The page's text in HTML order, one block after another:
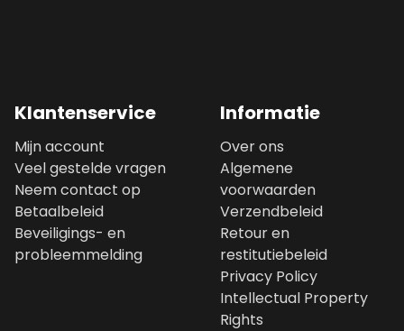
Klantenservice
Mijn account
Veel gestelde vragen
Neem contact op
Betaalbeleid
Beveiligings- en
probleemmelding
Informatie
Over ons
Algemene
voorwaarden
Verzendbeleid
Retour en
restitutiebeleid
Privacy Policy
Intellectual Property
Rights